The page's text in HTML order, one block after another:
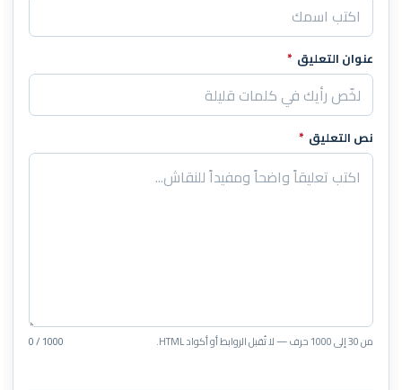
عنوان التعليق *
نص التعليق *
من 30 إلى 1000 حرف — لا تُقبل الروابط أو أكواد HTML. 0 / 1000